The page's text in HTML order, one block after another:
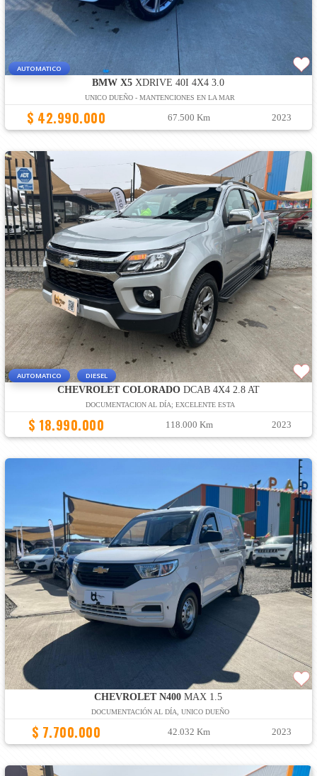
AUTOMATICO
BMW X5 XDRIVE 40I 4X4 3.0
UNICO DUEÑO - MANTENCIONES EN LA MAR
$ 42.990.000 67.500 Km 2023
AUTOMATICO DIESEL
CHEVROLET COLORADODCAB 4X4 2.8 AT
DOCUMENTACION AL DÍA; EXCELENTE ESTA
$ 18.990.000 118.000 Km 2023
CHEVROLET N400 MAX 1.5
DOCUMENTACIÓN AL DÍA, UNICO DUEÑO
$ 7.700.000 42.032 Km 2023